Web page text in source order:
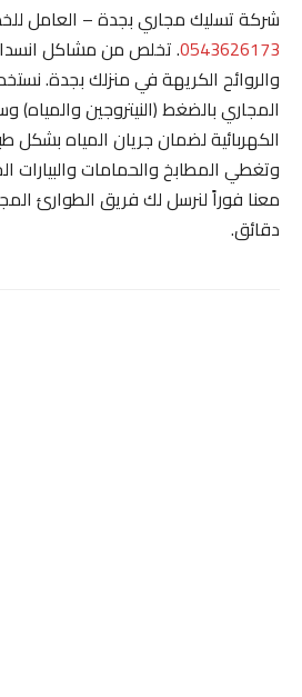
شركة تسليك مجاري بجدة – العامل
0543626173. تخلص من مشاكل انسداد
والروائح الكريهة في منزلك بجدة.
المجاري بالضغط (النيتروجين والمياه)
الكهربائية لضمان جريان المياه بشكل
وتغطي المطابخ والحمامات والبيارات
معنا فوراً لنرسل لك فريق الطوارئ
دقائق.